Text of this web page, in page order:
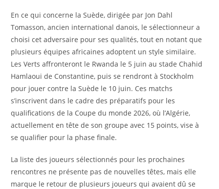
En ce qui concerne la Suède, dirigée par Jon Dahl
Tomasson, ancien international danois, le sélectionneur a
choisi cet adversaire pour ses qualités, tout en notant que
plusieurs équipes africaines adoptent un style similaire.
Les Verts affronteront le Rwanda le 5 juin au stade Chahid
Hamlaoui de Constantine, puis se rendront à Stockholm
pour jouer contre la Suède le 10 juin. Ces matchs
s’inscrivent dans le cadre des préparatifs pour les
qualifications de la Coupe du monde 2026, où l’Algérie,
actuellement en tête de son groupe avec 15 points, vise à
se qualifier pour la phase finale.
La liste des joueurs sélectionnés pour les prochaines
rencontres ne présente pas de nouvelles têtes, mais elle
marque le retour de plusieurs joueurs qui avaient dû se